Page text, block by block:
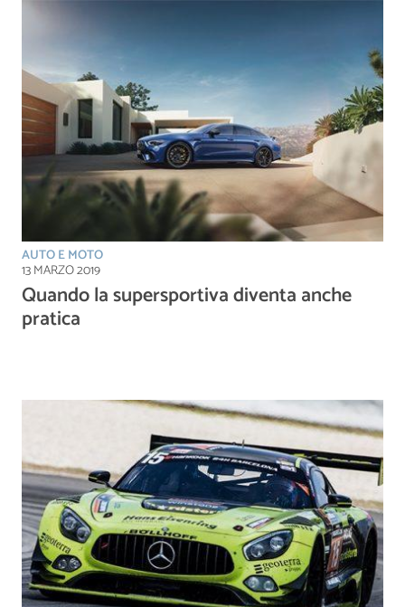
AUTO E MOTO
13 MARZO 2019
Quando la supersportiva diventa anche
pratica